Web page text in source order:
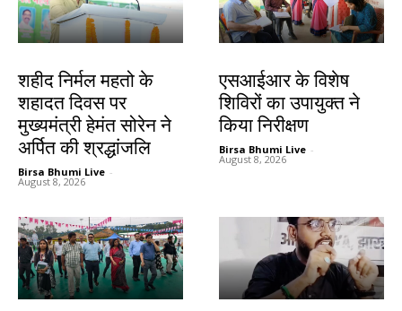
शहीद निर्मल महतो के
शहादत दिवस पर
मुख्यमंत्री हेमंत सोरेन ने
अर्पित की श्रद्धांजलि
Birsa Bhumi Live -
August 8, 2026
एसआईआर के विशेष
शिविरों का उपायुक्त ने
किया निरीक्षण
Birsa Bhumi Live -
August 8, 2026